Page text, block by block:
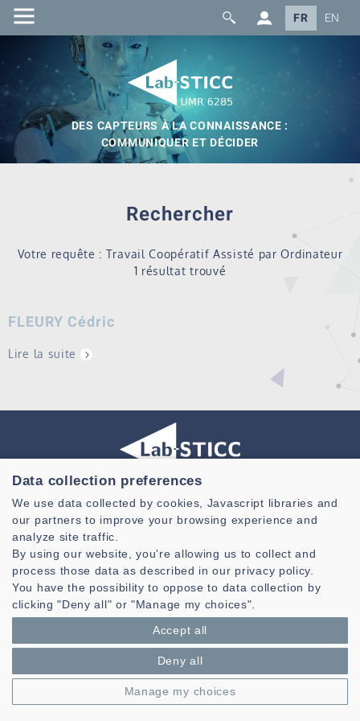
FR EN
DES CAPTEURS À LA CONNAISSANCE :
COMMUNIQUER ET DÉCIDER
Rechercher
Votre requête : Travail Coopératif Assisté par Ordinateur
1 résultat trouvé
FLEURY Cédric
Lire la suite
Laboratoire des Sciences et Techniques de l'information de la
Communication et de la Connaissance
CNRS, UMR 6285
Technopole Brest-Iroise - CS 83818
29238 Brest Cedex 3 - France
Présentation
Gestion des cookies
| © Azimut - Créateur de solutions
numériques, www.azimut.net
Data collection preferences
We use data collected by cookies, Javascript libraries and
our partners to improve your browsing experience and
analyze site traffic.
By using our website, you're allowing us to collect and
process those data as described in our privacy policy.
You have the possibility to oppose to data collection by
clicking "Deny all" or "Manage my choices".
Accept all
Deny all
Manage my choices